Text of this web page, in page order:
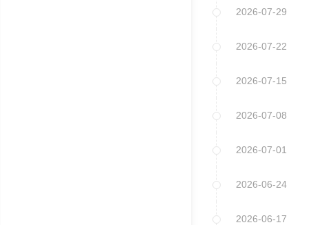
2026-07-29
2026-07-22
2026-07-15
2026-07-08
2026-07-01
2026-06-24
2026-06-17